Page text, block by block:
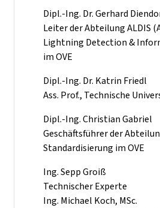
Dipl.-Ing. Dr. Gerhard
Leiter der Abteilung ALDIS
Lightning Detection &
im OVE
Dipl.-Ing. Dr. Katrin Friedl
Ass. Prof., Technische
Dipl.-Ing. Christian Gabriel
Geschäftsführer der
Standardisierung im OVE
Ing. Sepp Groiß
Technischer Experte
Ing. Michael Koch, MSc.